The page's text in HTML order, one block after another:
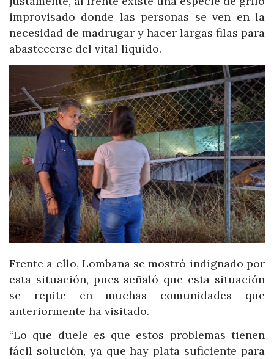
improvisado donde las personas se ven en la
necesidad de madrugar y hacer largas filas para
abastecerse del vital líquido.
Frente a ello, Lombana se mostró indignado por
esta situación, pues señaló que esta situación
se repite en muchas comunidades que
anteriormente ha visitado.
“Lo que duele es que estos problemas tienen
fácil solución, ya que hay plata suficiente para